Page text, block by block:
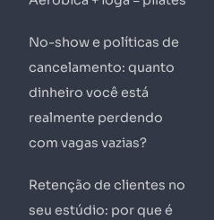
No-show e políticas de
cancelamento: quanto
dinheiro você está
realmente perdendo
com vagas vazias?
Retenção de clientes no
seu estúdio: por que é